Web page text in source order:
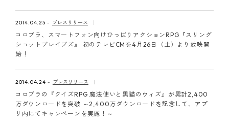
2014.04.25 プレスリリース
コロプラ、スマートフォン向けひっぱりアクションRPG『スリング
ショットブレイブズ』 初のテレビCMを4月26日（土）より放映開
始！
2014.04.24 プレスリリース
コロプラの『クイズRPG 魔法使いと黒猫のウィズ』が累計2,400
万ダウンロードを突破 ～2,400万ダウンロードを記念して、アプ
リ内にてキャンペーンを実施！～